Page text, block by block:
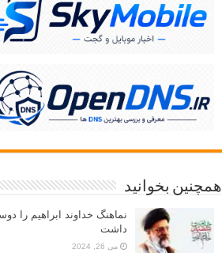
همچنین بخوانید
نماهنگ خداوند ابراهیم را
داشت
می 26, 2024